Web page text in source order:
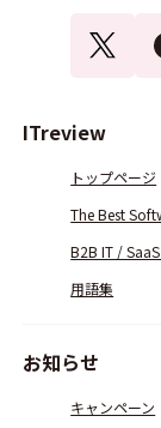
ITreview
トップページ
The Best
B2B IT /
用語集
お知らせ
キャンペーン